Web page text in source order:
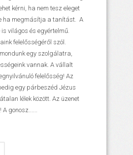
kérni, ha nem tesz eleget
ha megmásítja a tanítást. A
is világos és egyértelmű.
felelősségéről szól.
egy szolgálatra,
vannak. A vállalt
felelősség! Az
egy párbeszéd Jézus
lélek között. Az üzenet
gonosz......